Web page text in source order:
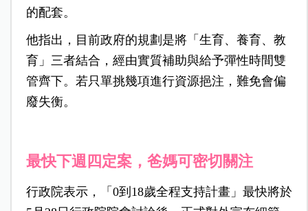
的配套。
他指出，目前政府的規劃是將「生育、養育、教
育」三者結合，經由實質補助與給予彈性時間雙
管齊下。若只單挑幾項進行資源挹注，難免會偏
廢失衡。
最快下週四定案，爸媽可密切關注
行政院表示，「0到18歲全程支持計畫」最快將於